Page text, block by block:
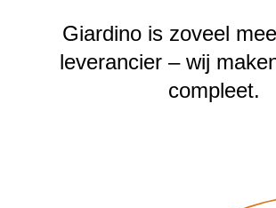
Giardino is zoveel
leverancier – wij
compleet.